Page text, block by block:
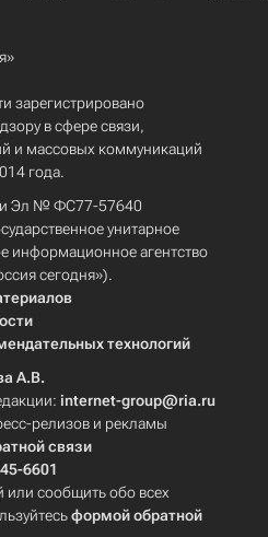
зарегистрировано
в сфере связи,
и массовых коммуникаций
года.
Эл № ФС77-57640
унитарное
информационное агентство
сегодня»).
технологий
А.В.
internet-group@ria.ru
релизов и рекламы
связи
6601
или сообщить обо всех
формой обратной